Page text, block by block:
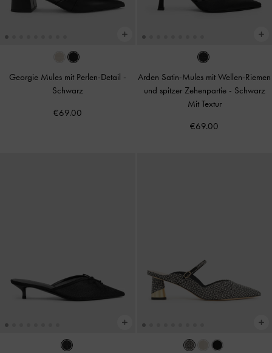
Georgie Mules mit Perlen-Detail -
Schwarz
€69.00
Arden Satin-Mules mit Wellen-Riemen
und spitzer Zehenpartie - Schwarz
Mit Textur
€69.00